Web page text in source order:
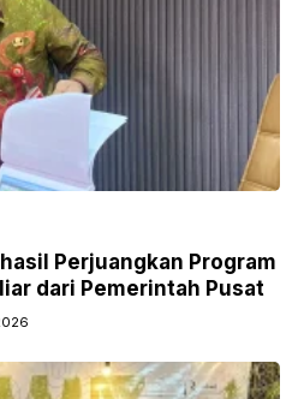
Perjuangkan Program
dari Pemerintah Pusat